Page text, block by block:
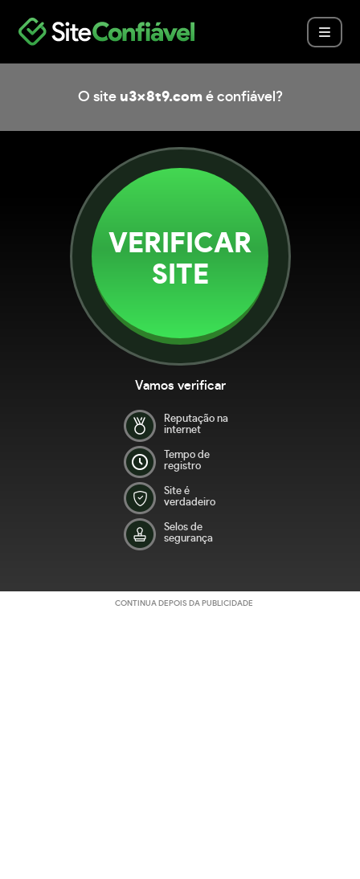
O site u3x8t9.com é confiável?
VERIFICAR
SITE
Vamos verificar
Reputação na
internet
Tempo de
registro
Site é
verdadeiro
Selos de
segurança
CONTINUA DEPOIS DA PUBLICIDADE